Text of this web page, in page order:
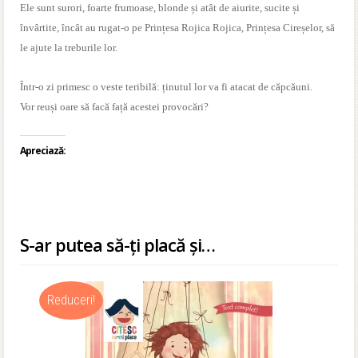
Ele sunt surori, foarte frumoase, blonde și atât de aiurite, sucite și
învârtite, încât au rugat-o pe Prințesa Rojica Rojica, Prințesa Cireșelor, să
le ajute la treburile lor.
Într-o zi primesc o veste teribilă: ținutul lor va fi atacat de căpcăuni.
Vor reuși oare să facă față acestei provocări?
Apreciază:
S-ar putea să-ți placă și…
Reduceri!